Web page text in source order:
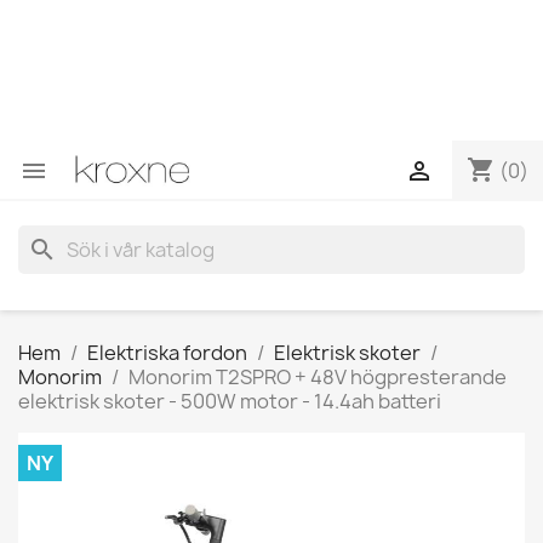
 shopping_cart (0)

search
Hem Elektriska fordon
Elektrisk skoter
Monorim
Monorim T2SPRO + 48V högpresterande
elektrisk skoter - 500W motor - 14.4ah batteri
NY